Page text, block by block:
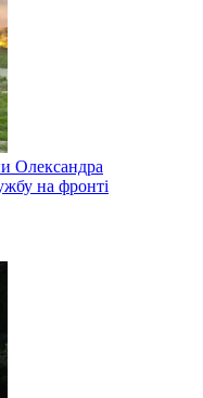
Олександра
на фронті